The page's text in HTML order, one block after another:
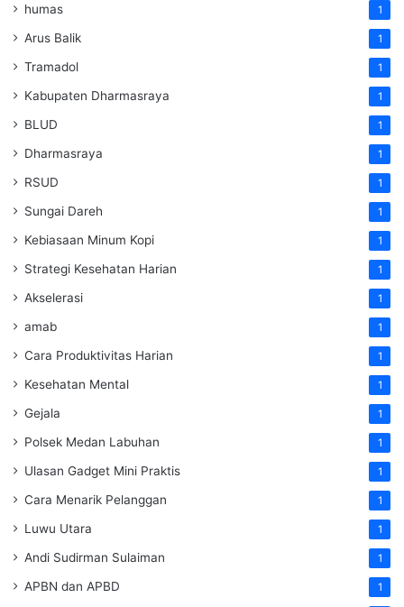
humas 1
Arus Balik 1
Tramadol 1
Kabupaten Dharmasraya 1
BLUD 1
Dharmasraya 1
RSUD 1
Sungai Dareh 1
Kebiasaan Minum Kopi 1
Strategi Kesehatan Harian 1
Akselerasi 1
amab 1
Cara Produktivitas Harian 1
Kesehatan Mental 1
Gejala 1
Polsek Medan Labuhan 1
Ulasan Gadget Mini Praktis 1
Cara Menarik Pelanggan 1
Luwu Utara 1
Andi Sudirman Sulaiman 1
APBN dan APBD 1